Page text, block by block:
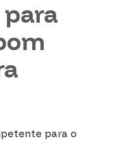
para o